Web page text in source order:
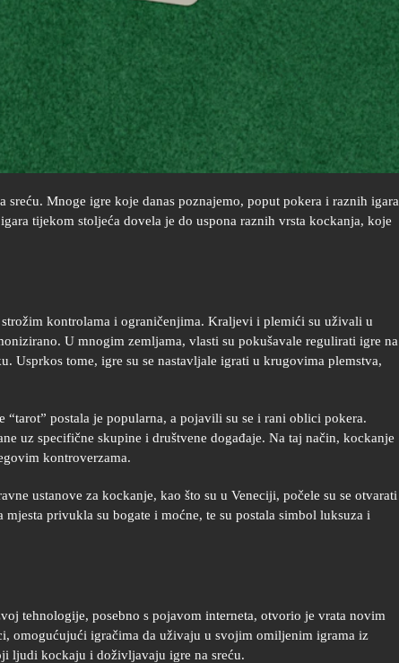
Mnoge igre koje danas poznajemo, poput pokera i raznih igara
tijekom stoljeća dovela je do uspona raznih vrsta kockanja, koje
kontrolama i ograničenjima. Kraljevi i plemići su uživali u
U mnogim zemljama, vlasti su pokušavale regulirati igre na
Usprkos tome, igre su se nastavljale igrati u krugovima plemstva,
postala je popularna, a pojavili su se i rani oblici pokera.
uz specifične skupine i društvene događaje. Na taj način, kockanje
kontroverzama.
ustanove za kockanje, kao što su u Veneciji, počele su se otvarati
privukla su bogate i moćne, te su postala simbol luksuza i
tehnologije, posebno s pojavom interneta, otvorio je vrata novim
omogućujući igračima da uživaju u svojim omiljenim igrama iz
ljudi kockaju i doživljavaju igre na sreću.